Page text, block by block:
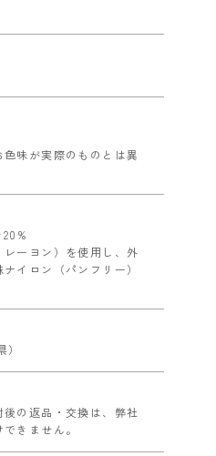
味が実際のものとは異
ーヨン）を使用し、外
イロン（パンフリー）
の返品・交換は、弊社
きません。